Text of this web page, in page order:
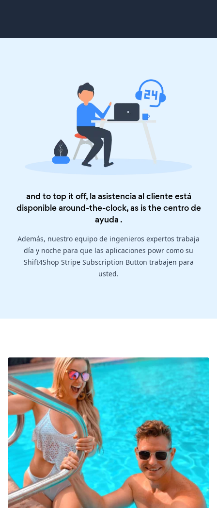
and to top it off, la asistencia al cliente está
disponible around-the-clock, as is thecentro de
ayuda .
Además, nuestro equipo de ingenieros expertos trabaja
día y noche para que las aplicaciones powr como su
Shift4Shop Stripe Subscription Button trabajen para
usted.